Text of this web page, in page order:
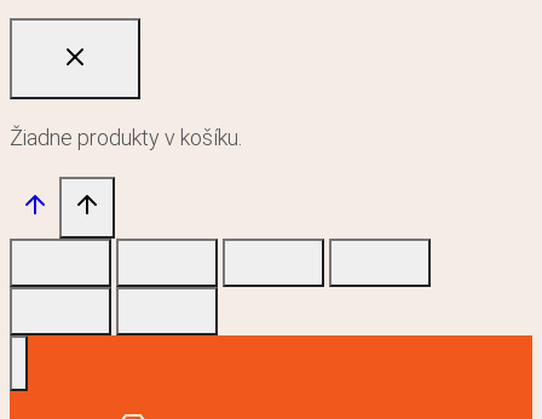
Žiadne produkty v košíku.